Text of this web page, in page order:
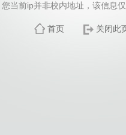
当前ip并非校内地址，该信息
首页 关闭此